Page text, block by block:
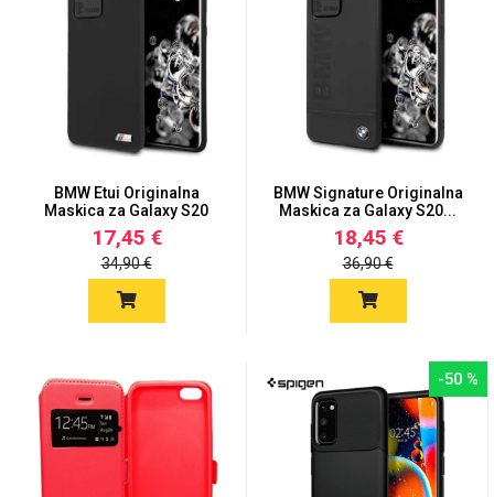
BMW Etui Originalna
Maskica za Galaxy S20
Ultr...
17,45 €
34,90 €
BMW Signature Originalna
Maskica za Galaxy S20...
18,45 €
36,90 €
-50 %